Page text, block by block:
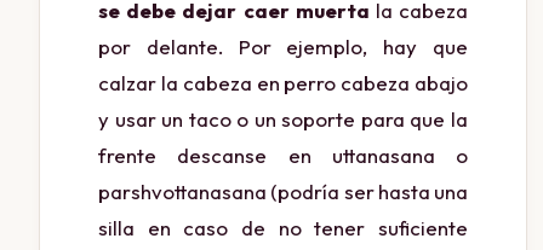
se debe dejar caer muerta la cabeza
por delante. Por ejemplo, hay que
calzar la cabeza en perro cabeza abajo
y usar un taco o un soporte para que la
frente descanse en uttanasana o
parshvottanasana (podría ser hasta una
silla en caso de no tener suficiente